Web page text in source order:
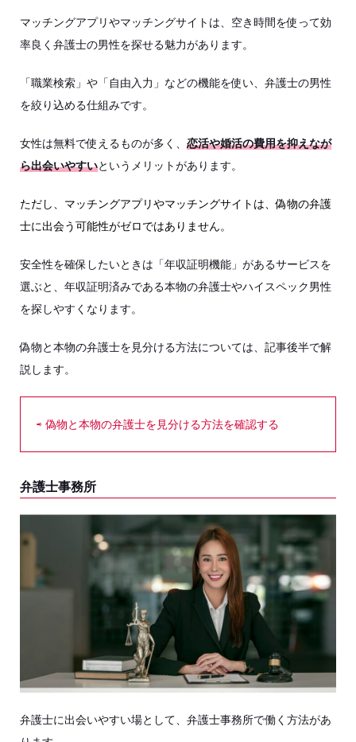
マッチングアプリやマッチングサイトは、空き時間を使って効
率良く弁護士の男性を探せる魅力があります。
「職業検索」や「自由入力」などの機能を使い、弁護士の男性
を絞り込める仕組みです。
女性は無料で使えるものが多く、 恋活や婚活の費用を抑えなが
ら出会いやすいというメリットがあります。
ただし、マッチングアプリやマッチングサイトは、偽物の弁護
士に出会う可能性がゼロではありません。
安全性を確保したいときは「年収証明機能」があるサービスを
選ぶと、年収証明済みである本物の弁護士やハイスペック男性
を探しやすくなります。
偽物と本物の弁護士を見分ける方法については、記事後半で解
説します。
⇨ 偽物と本物の弁護士を見分ける方法を確認する
弁護士事務所
弁護士に出会いやすい場として、弁護士事務所で働く方法があ